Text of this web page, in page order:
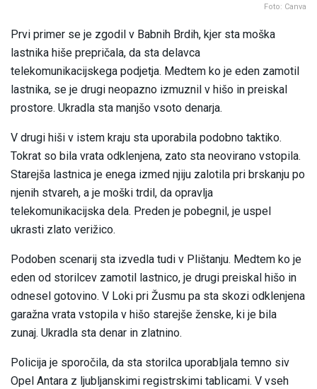
Foto: Canva
Prvi primer se je zgodil v Babnih Brdih, kjer sta moška
lastnika hiše prepričala, da sta delavca
telekomunikacijskega podjetja. Medtem ko je eden zamotil
lastnika, se je drugi neopazno izmuznil v hišo in preiskal
prostore. Ukradla sta manjšo vsoto denarja.
V drugi hiši v istem kraju sta uporabila podobno taktiko.
Tokrat so bila vrata odklenjena, zato sta neovirano vstopila.
Starejša lastnica je enega izmed njiju zalotila pri brskanju po
njenih stvareh, a je moški trdil, da opravlja
telekomunikacijska dela. Preden je pobegnil, je uspel
ukrasti zlato verižico.
Podoben scenarij sta izvedla tudi v Plištanju. Medtem ko je
eden od storilcev zamotil lastnico, je drugi preiskal hišo in
odnesel gotovino. V Loki pri Žusmu pa sta skozi odklenjena
garažna vrata vstopila v hišo starejše ženske, ki je bila
zunaj. Ukradla sta denar in zlatnino.
Policija je sporočila, da sta storilca uporabljala temno siv
Opel Antara z ljubljanskimi registrskimi tablicami. V vseh